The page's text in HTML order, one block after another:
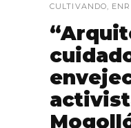
CULTIVANDO,